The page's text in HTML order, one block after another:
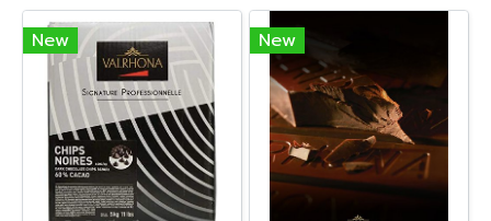
New New